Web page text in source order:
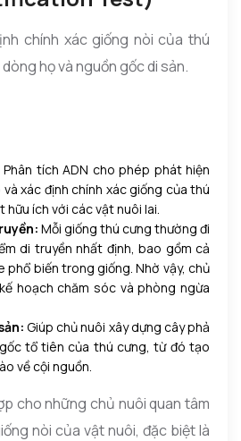
chính xác giống nòi của thú
họ và nguồn gốc di sản.
Phân tích ADN cho phép phát hiện
xác định chính xác giống của thú
ích với các vật nuôi lai.
Mỗi giống thú cưng thường đi
di truyền nhất định, bao gồm cả
phổ biến trong giống. Nhờ vậy, chủ
hoạch chăm sóc và phòng ngừa
Giúp chủ nuôi xây dựng cây phả
tổ tiên của thú cưng, từ đó tạo
về cội nguồn.
cho những chủ nuôi quan tâm
nòi của vật nuôi, đặc biệt là